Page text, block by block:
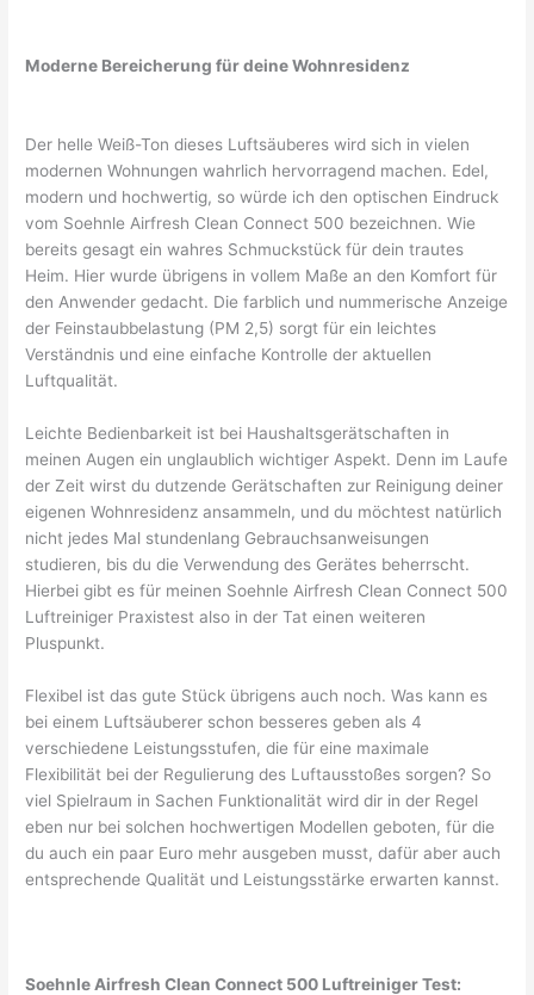
Moderne Bereicherung für deine Wohnresidenz
Der helle Weiß-Ton dieses Luftsäuberes wird sich in vielen
modernen Wohnungen wahrlich hervorragend machen. Edel,
modern und hochwertig, so würde ich den optischen Eindruck
vom Soehnle Airfresh Clean Connect 500 bezeichnen. Wie
bereits gesagt ein wahres Schmuckstück für dein trautes
Heim. Hier wurde übrigens in vollem Maße an den Komfort für
den Anwender gedacht. Die farblich und nummerische Anzeige
der Feinstaubbelastung (PM 2,5) sorgt für ein leichtes
Verständnis und eine einfache Kontrolle der aktuellen
Luftqualität.
Leichte Bedienbarkeit ist bei Haushaltsgerätschaften in
meinen Augen ein unglaublich wichtiger Aspekt. Denn im Laufe
der Zeit wirst du dutzende Gerätschaften zur Reinigung deiner
eigenen Wohnresidenz ansammeln, und du möchtest natürlich
nicht jedes Mal stundenlang Gebrauchsanweisungen
studieren, bis du die Verwendung des Gerätes beherrscht.
Hierbei gibt es für meinen Soehnle Airfresh Clean Connect 500
Luftreiniger Praxistest also in der Tat einen weiteren
Pluspunkt.
Flexibel ist das gute Stück übrigens auch noch. Was kann es
bei einem Luftsäuberer schon besseres geben als 4
verschiedene Leistungsstufen, die für eine maximale
Flexibilität bei der Regulierung des Luftausstoßes sorgen? So
viel Spielraum in Sachen Funktionalität wird dir in der Regel
eben nur bei solchen hochwertigen Modellen geboten, für die
du auch ein paar Euro mehr ausgeben musst, dafür aber auch
entsprechende Qualität und Leistungsstärke erwarten kannst.
Soehnle Airfresh Clean Connect 500 Luftreiniger Test: